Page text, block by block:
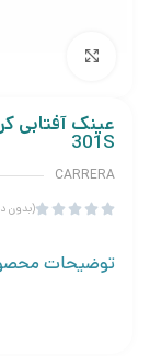
عینک آفتابی
301S
CARRERA




(بدون
توضیحات